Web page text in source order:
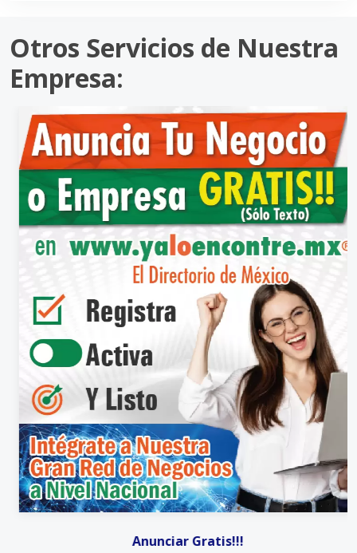
Otros Servicios de Nuestra
Empresa:
Anunciar Gratis!!!